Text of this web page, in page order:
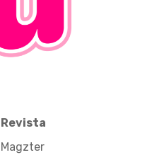
Revista
Magzter